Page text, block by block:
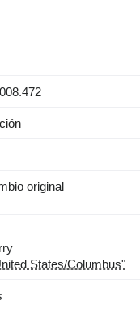
original
States/Columbus"